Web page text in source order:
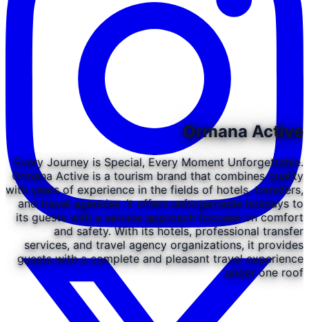
Ormana Active
Every Journey is Special, Every Moment Unforgettable.
Ormana Active is a tourism brand that combines quality
with years of experience in the fields of hotels, transfers,
and travel agencies. It offers unforgettable holidays to
its guests with a service approach focused on comfort
and safety. With its hotels, professional transfer
services, and travel agency organizations, it provides
guests with a complete and pleasant travel experience
under one roof.